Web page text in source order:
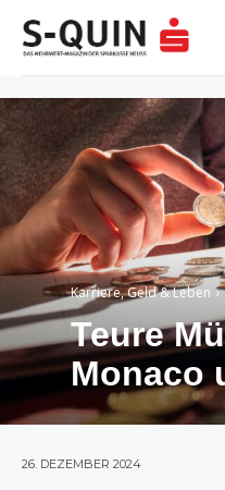
Karriere, Geld & Leben
Teure
Monaco
26. DEZEMBER 2024